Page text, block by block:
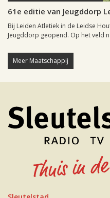
61e editie van Jeugddorp
Bij Leiden Atletiek in de Leidse
Jeugddorp geopend. Op het veld
Meer Maatschappij